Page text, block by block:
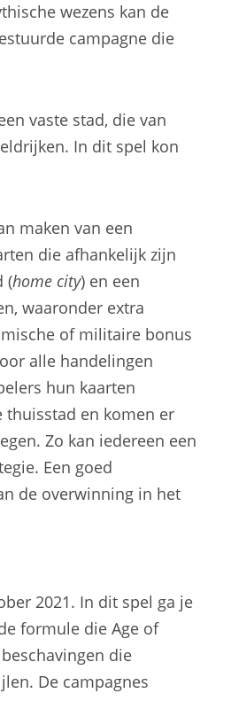
wezens kan de
campagne die
vaste stad, die van
In dit spel kon
maken van een
die afhankelijk zijn
(home city) en een
waaronder extra
of militaire bonus
alle handelingen
hun kaarten
thuisstad en komen er
Zo kan iedereen een
Een goed
de overwinning in het
2021. In dit spel ga je
formule die Age of
die
De campagnes